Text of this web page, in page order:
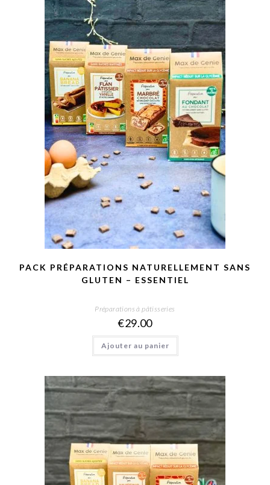
PACK PRÉPARATIONS NATURELLEMENT SANS
GLUTEN – ESSENTIEL
Préparations à pâtisseries
€29.00
Ajouter au panier